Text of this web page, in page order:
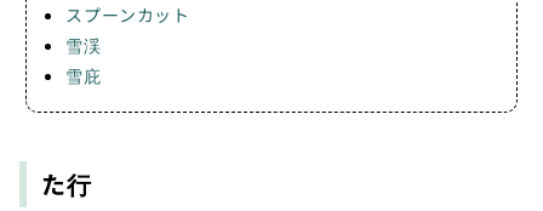
スプーンカット
雪渓
雪庇
た行